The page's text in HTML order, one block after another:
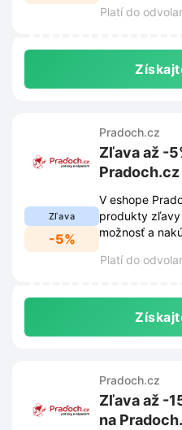
Platí do
Zľava
-5%
Pradoch.cz
Zľava až -
Pradoch.cz
V eshope
produkty
možnosť a
Platí do
Pradoch.cz
Zľava až -
na